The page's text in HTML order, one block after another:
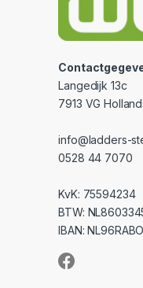
Langedijk 13c
7913 VG
info@ladders-
0528 44 7070
KvK: 75594234
BTW:
IBAN: